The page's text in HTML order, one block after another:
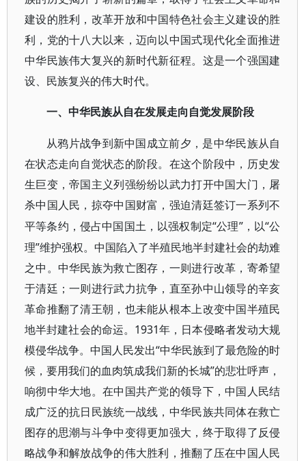
建设的胜利，改革开放和中国特色社会主义建设的胜
利，党的十八大以来，迈向以中国式现代化全面推进
中华民族伟大复兴的新时代新征程。这是一个强国建
设、民族复兴的伟大时代。
一、中华民族从自在发展走向自觉发展阶段
从鸦片战争到新中国成立前夕，是中华民族从自
在状态走向自觉状态的阶段。在这个阶段中，历史发
生巨变，帝国主义列强纷纷以武力打开中国大门，屠
杀中国人民，掠夺中国财富，强迫清廷签订一系列不
平等条约，侵占中国国土，以强权制定“公理”，以“公
理”维护强权。中国陷入了半殖民地半封建社会的劫难
之中。中华民族为救亡图存，一则进行改革，寄希望
于清廷；一则进行武力抗争，直至孙中山领导的辛亥
革命推翻了清王朝，也未能从根本上改变中国半殖民
地半封建社会的命运。1931年，日本侵略者发动大规
模侵华战争。中国人民发出“中华民族到了最危险的时
候，要用我们的血肉筑成我们新的长城”的悲壮呼声，
响彻中华大地。在中国共产党的领导下，中国人民结
成广泛的抗日民族统一战线，中华民族共同体在救亡
图存的思潮与斗争中变得更加强大，终于取得了反侵
略战争和解放战争的伟大胜利，推翻了压在中国人民